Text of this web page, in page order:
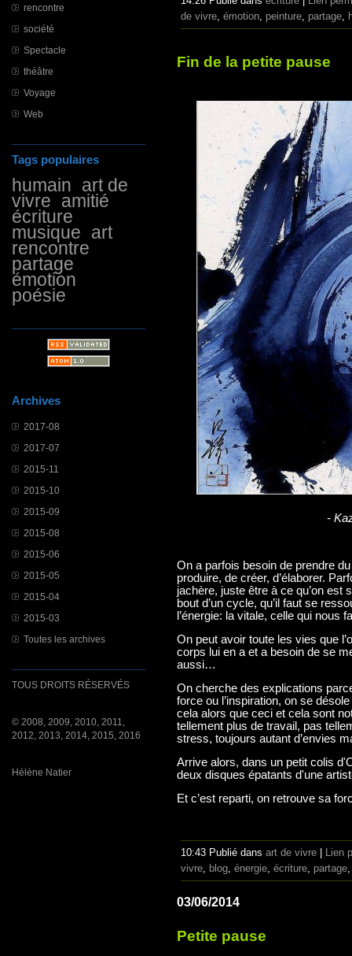
rencontre
société
Spectacle
théâtre
Voyage
Web
Tags populaires
humain art de
vivre amitié
écriture
musique art
rencontre
partage
émotion
poésie
Archives
2017-08
2017-07
2015-11
2015-10
2015-09
2015-08
2015-06
2015-05
2015-04
2015-03
Toutes les archives
TOUS DROITS RÉSERVÉS
© 2008, 2009, 2010, 2011,
2012, 2013, 2014, 2015, 2016
Hélène Natier
de vivre, émotion, peinture, partage,
Fin de la petite pause
-
On a parfois besoin de prendre
produire, de créer, d’élaborer.
jachère, juste être à ce qu’on est
bout d’un cycle, qu’il faut se
l’énergie: la vitale, celle qui nous
On peut avoir toute les vies que
corps lui en a et a besoin de se
aussi…
On cherche des explications
force ou l’inspiration, on se
cela alors que ceci et cela sont
tellement plus de travail, pas
stress, toujours autant d’envies
Arrive alors, dans un petit colis
deux disques épatants d'une
Et c’est reparti, on retrouve sa
10:43 Publié dans art de vivre
Lien
vivre
blog énergie écriture partage
03/06/2014
Petite pause